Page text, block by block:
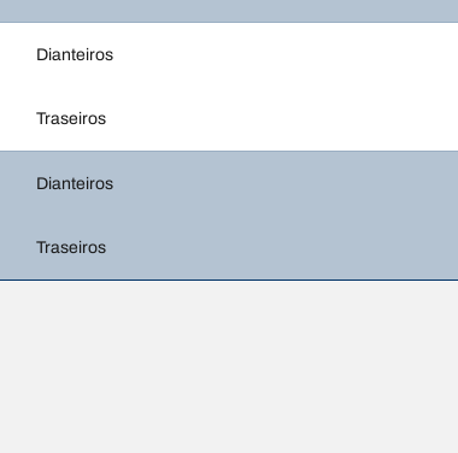
Dianteiros
Traseiros
Dianteiros
Traseiros